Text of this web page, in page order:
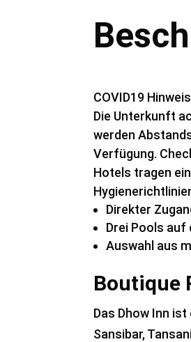
COVID19
Die Unterkunft
werden
Verfügung.
Hotels tragen
Direkter
Drei Pools auf
Auswahl aus
Boutique
Das Dhow Inn
Sansibar,